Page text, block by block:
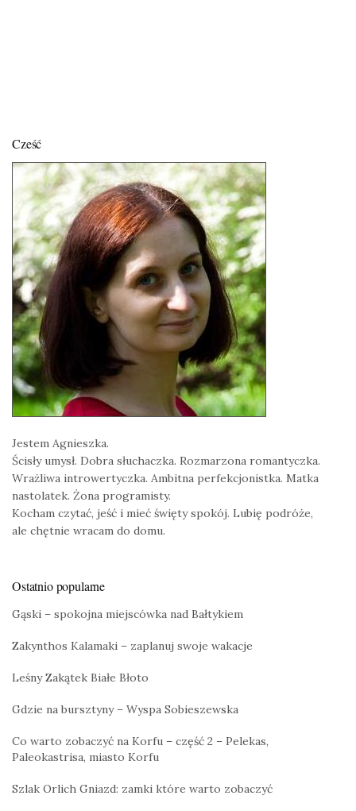
Cześć
Jestem Agnieszka.
Ścisły umysł. Dobra słuchaczka. Rozmarzona romantyczka.
Wrażliwa introwertyczka. Ambitna perfekcjonistka. Matka
nastolatek. Żona programisty.
Kocham czytać, jeść i mieć święty spokój. Lubię podróże,
ale chętnie wracam do domu.
Ostatnio popularne
Gąski – spokojna miejscówka nad Bałtykiem
Zakynthos Kalamaki – zaplanuj swoje wakacje
Leśny Zakątek Białe Błoto
Gdzie na bursztyny – Wyspa Sobieszewska
Co warto zobaczyć na Korfu – część 2 – Pelekas,
Paleokastrisa, miasto Korfu
Szlak Orlich Gniazd: zamki które warto zobaczyć